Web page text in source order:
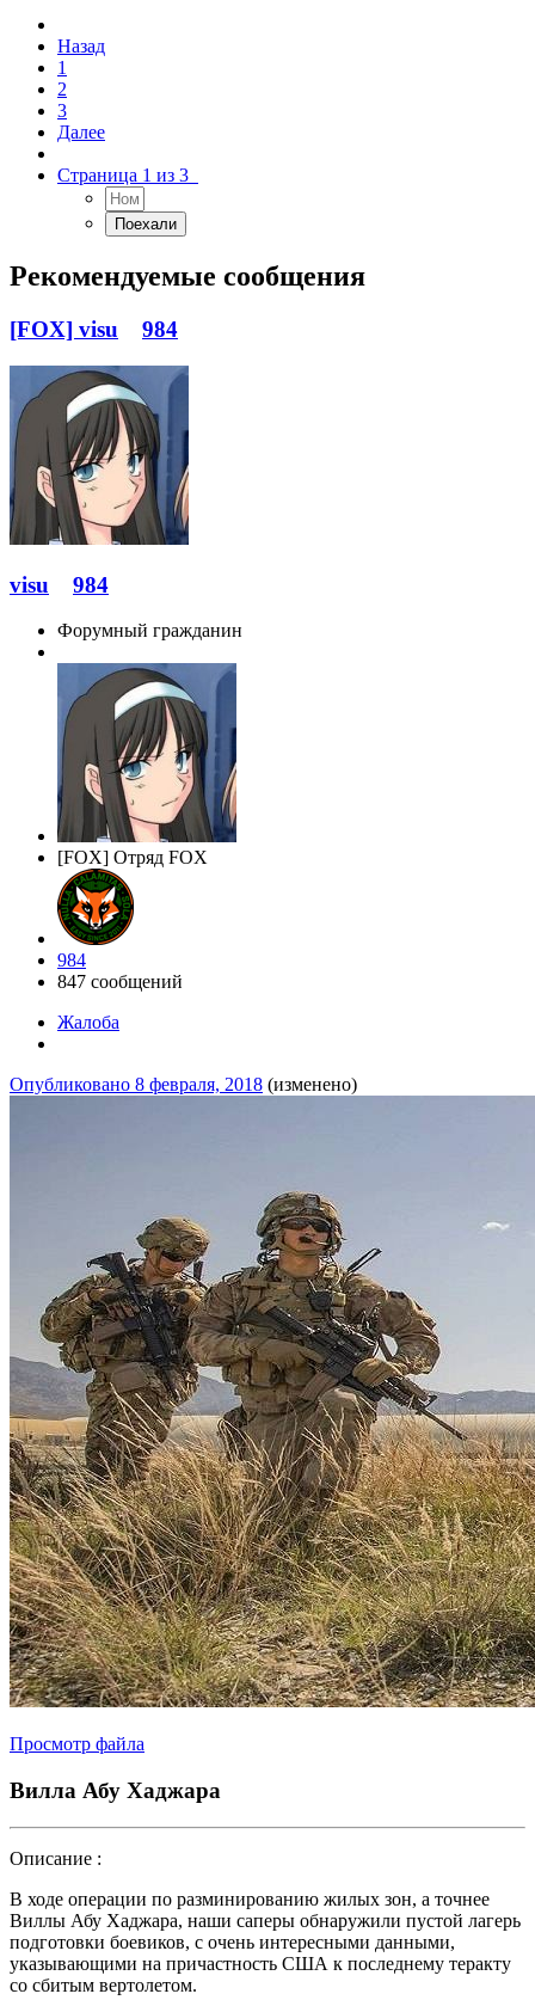
Назад
1
2
3
Далее
Страница 1 из 3
Рекомендуемые сообщения
[FOX] visu 984
visu 984
Форумный гражданин
[FOX] Отряд FOX
984
847 сообщений
Жалоба
Опубликовано 8 февраля, 2018 (изменено)
Просмотр файла
Вилла Абу Хаджара
Описание :
В ходе операции по разминированию жилых зон, а точнее
Виллы Абу Хаджара, наши саперы обнаружили пустой лагерь
подготовки боевиков, с очень интересными данными,
указывающими на причастность США к последнему теракту
со сбитым вертолетом.